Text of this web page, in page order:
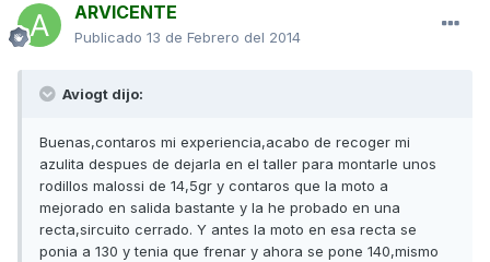
ARVICENTE
Publicado 13 de Febrero del 2014
Aviogt dijo:
Buenas,contaros mi experiencia,acabo de recoger mi
azulita despues de dejarla en el taller para montarle unos
rodillos malossi de 14,5gr y contaros que la moto a
mejorado en salida bastante y la he probado en una
recta,sircuito cerrado. Y antes la moto en esa recta se
ponia a 130 y tenia que frenar y ahora se pone 140,mismo